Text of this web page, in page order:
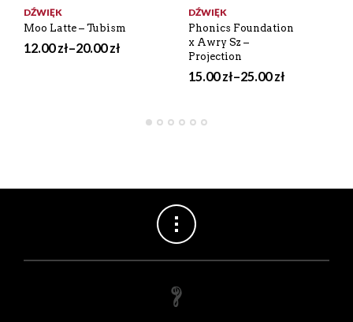
DŹWIĘK
Moo Latte – Tubism
12.00zł–20.00zł
DŹWIĘK
Phonics Foundation
x Awry Sz –
Projection
15.00zł–25.00zł